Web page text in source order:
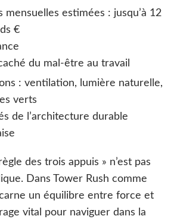
mensuelles estimées : jusqu’à 12
€
du mal-être au travail
: ventilation, lumière naturelle,
verts
de l’architecture durable
des trois appuis » n’est pas
Dans Tower Rush comme
un équilibre entre force et
vital pour naviguer dans la